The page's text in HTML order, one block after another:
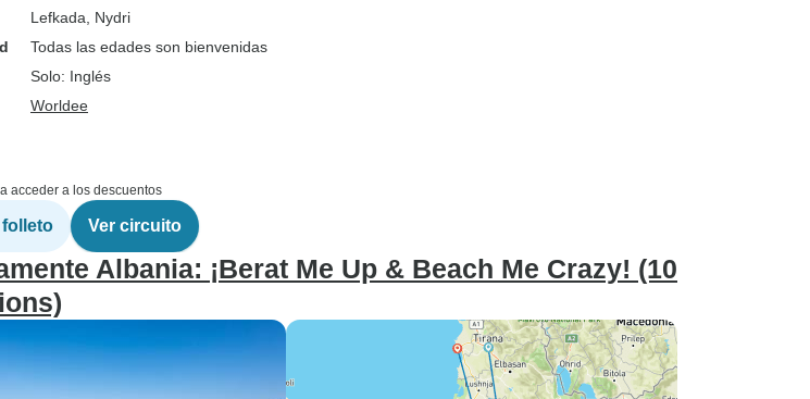
Lefkada , Nydri
Todas las edades son bienvenidas
Solo: Inglés
Worldee
acceder a los descuentos
folleto Ver circuito
Albania: ¡Berat Me Up & Beach Me Crazy! (10